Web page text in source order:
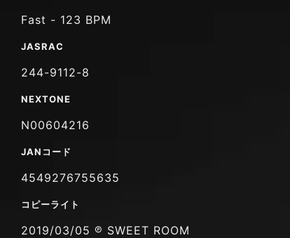
Fast - 123 BPM
JASRAC
244-9112-8
NEXTONE
N00604216
JANコード
4549276755635
コピーライト
2019/03/05 ℗ SWEET ROOM